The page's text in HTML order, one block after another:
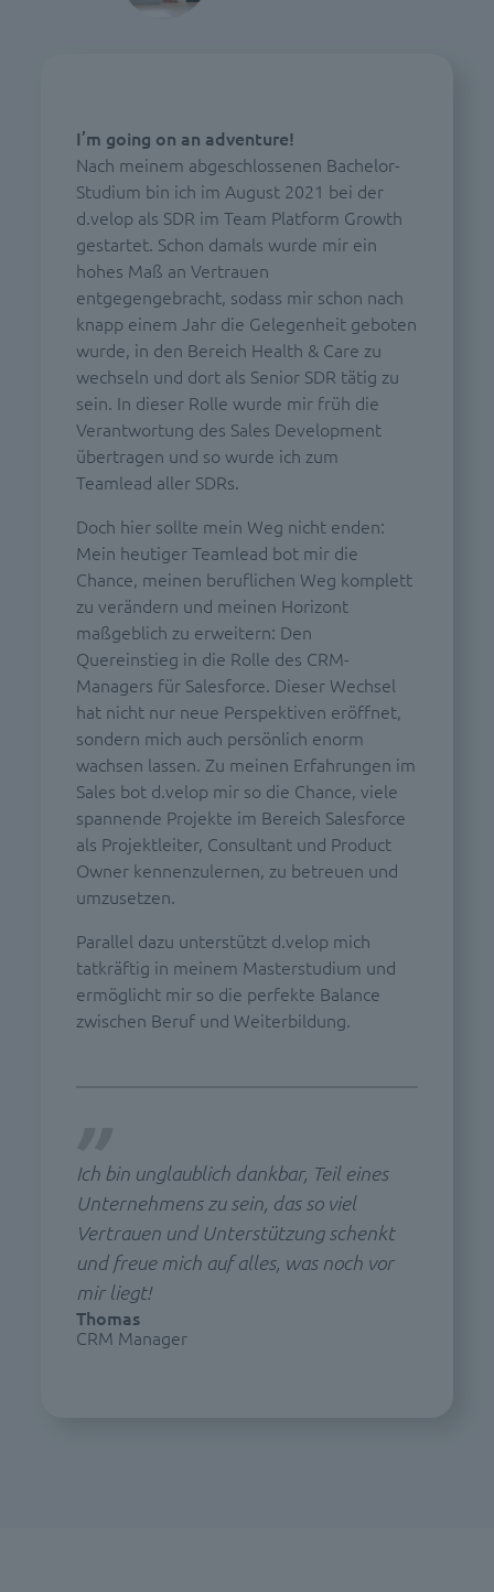
I’m going on an adventure!
Nach meinem abgeschlossenen Bachelor-
Studium bin ich im August 2021 bei der
d.velop als SDR im Team Platform Growth
gestartet. Schon damals wurde mir ein
hohes Maß an Vertrauen
entgegengebracht, sodass mir schon nach
knapp einem Jahr die Gelegenheit geboten
wurde, in den Bereich Health & Care zu
wechseln und dort als Senior SDR tätig zu
sein. In dieser Rolle wurde mir früh die
Verantwortung des Sales Development
übertragen und so wurde ich zum
Teamlead aller SDRs.
Doch hier sollte mein Weg nicht enden:
Mein heutiger Teamlead bot mir die
Chance, meinen beruflichen Weg komplett
zu verändern und meinen Horizont
maßgeblich zu erweitern: Den
Quereinstieg in die Rolle des CRM-
Managers für Salesforce. Dieser Wechsel
hat nicht nur neue Perspektiven eröffnet,
sondern mich auch persönlich enorm
wachsen lassen. Zu meinen Erfahrungen im
Sales bot d.velop mir so die Chance, viele
spannende Projekte im Bereich Salesforce
als Projektleiter, Consultant und Product
Owner kennenzulernen, zu betreuen und
umzusetzen.
Parallel dazu unterstützt d.velop mich
tatkräftig in meinem Masterstudium und
ermöglicht mir so die perfekte Balance
zwischen Beruf und Weiterbildung.
Ich bin unglaublich dankbar, Teil eines
Unternehmens zu sein, das so viel
Vertrauen und Unterstützung schenkt
und freue mich auf alles, was noch vor
mir liegt!
Thomas
CRM Manager